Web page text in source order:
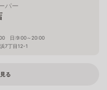
パー
日:9:00～20:00
7丁目12-1
る